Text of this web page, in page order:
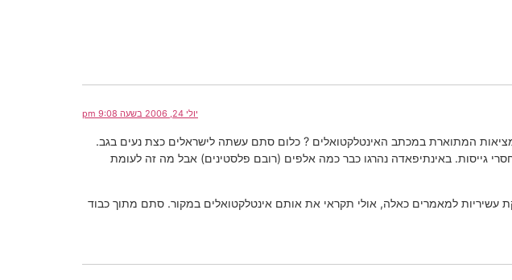
יולי 24, 2006 בשעה 9:08 pm
המתוארת במכתב האינטלקטואלים ? כלום סתם עשתה לישראלים כצת נעים בגב.
גייסות. באינתיפאדה נהרגו כבר כמה אלפים (רובם פלסטינים) אבל מה זה לעומת
עשיריות למאמרים כאלה, אולי תקראי את אותם אינטלקטואלים במקור. סתם מתוך כבוד